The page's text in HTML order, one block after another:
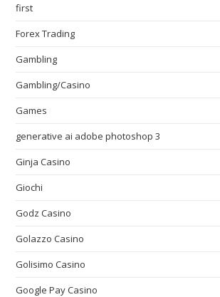
first
Forex Trading
Gambling
Gambling/Casino
Games
generative ai adobe photoshop 3
Ginja Casino
Giochi
Godz Casino
Golazzo Casino
Golisimo Casino
Google Pay Casino